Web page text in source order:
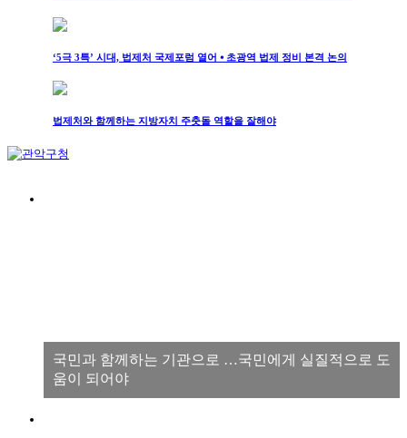
‘5극 3특’ 시대, 법제처 국제포럼 열어 ⦁ 초광역 법제 정비 본격 논의
법제처와 함께하는 지방자치 주춧돌 역할을 잘해야
국민과 함께하는 기관으로 …국민에게 실질적으로 도
움이 되어야